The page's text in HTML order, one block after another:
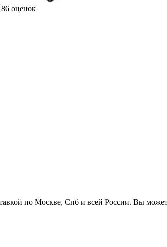
оценок
по Москве, Спб и всей России. Вы